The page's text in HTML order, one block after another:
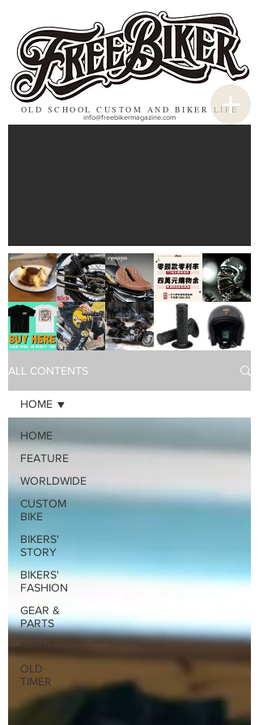
OLD SCHOOL CUSTOM AND BIKER LIFE
info@freebikermagazine.com
ALL CONTENTS
HOME
FEATURE
WORLDWIDE
CUSTOM
BIKE
BIKERS'
STORY
BIKERS'
FASHION
GEAR &
PARTS
EVENT
OLD
TIMER
HOME